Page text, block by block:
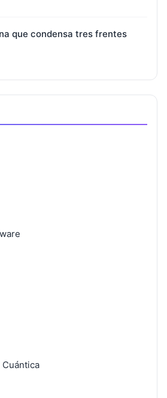
que condensa tres frentes
Cuántica